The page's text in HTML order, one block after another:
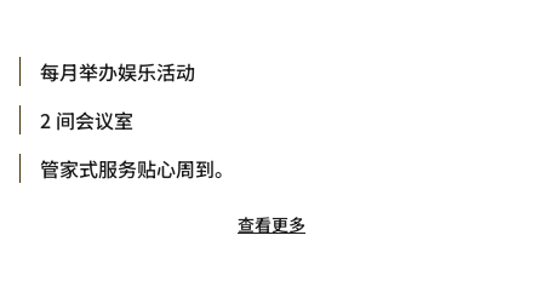
每月举办娱乐活动
2 间会议室
管家式服务贴心周到。
查看更多